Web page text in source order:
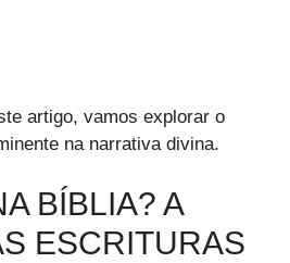
artigo, vamos explorar o
na narrativa divina.
BÍBLIA? A
ESCRITURAS